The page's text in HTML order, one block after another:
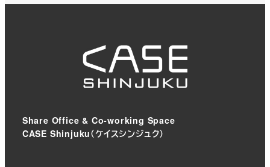
Share Office & Co-working Space
CASE Shinjuku（ケイスシンジュク）